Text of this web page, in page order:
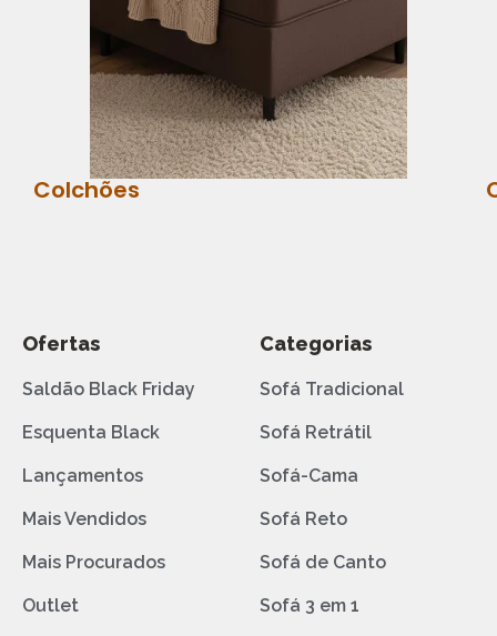
Colchões
Ofertas
Saldão Black Friday
Esquenta Black
Lançamentos
Mais Vendidos
Mais Procurados
Outlet
Categorias
Sofá Tradicional
Sofá Retrátil
Sofá-Cama
Sofá Reto
Sofá de Canto
Sofá 3 em 1